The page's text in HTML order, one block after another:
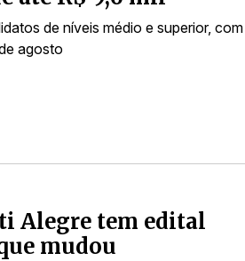
de níveis médio e superior, com
agosto
Alegre tem edital
mudou